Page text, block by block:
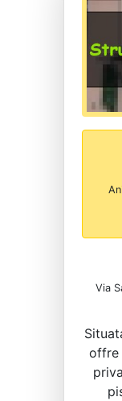
Via
offre